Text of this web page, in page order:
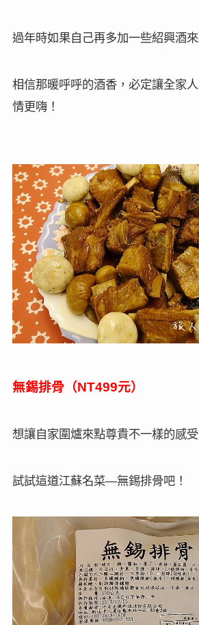
過年時如果自己再多加一些紹興酒
相信那暖呼呼的酒香，必定讓全家
情更嗨！
無錫排骨（NT499元）
想讓自家圍爐來點尊貴不一樣的感
試試這道江蘇名菜—無錫排骨吧！